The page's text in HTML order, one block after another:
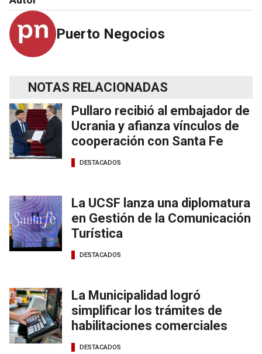
Puerto Negocios
NOTAS RELACIONADAS
Pullaro recibió al embajador de
Ucrania y afianza vínculos de
cooperación con Santa Fe
DESTACADOS
La UCSF lanza una diplomatura
en Gestión de la Comunicación
Turística
DESTACADOS
La Municipalidad logró
simplificar los trámites de
habilitaciones comerciales
DESTACADOS